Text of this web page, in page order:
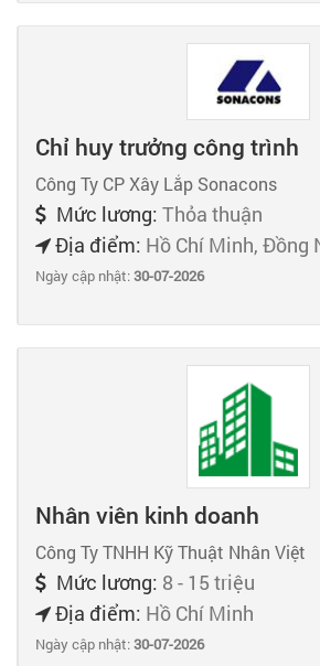
Chỉ huy trưởng công trình
Công Ty CP Xây Lắp Sonacons
Mức lương: Thỏa thuận
Địa điểm: Hồ Chí Minh, Đồng
Ngày cập nhật:30-07-2026
Nhân viên kinh doanh
Công Ty TNHH Kỹ Thuật Nhân Việt
Mức lương: 8 - 15 triệu
Địa điểm: Hồ Chí Minh
Ngày cập nhật:30-07-2026